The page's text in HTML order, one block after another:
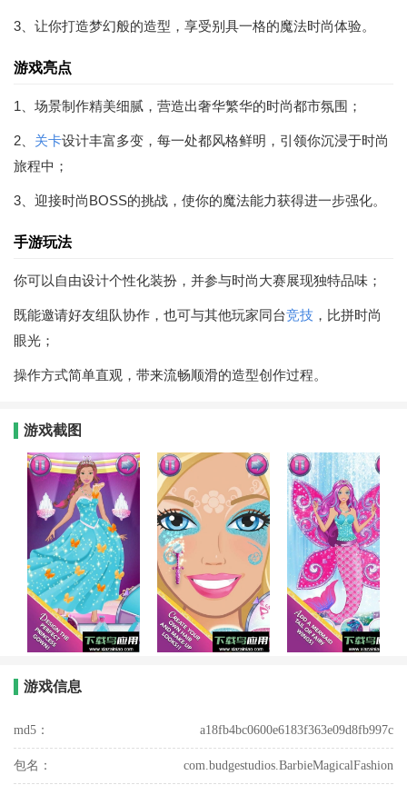
3、让你打造梦幻般的造型，享受别具一格的魔法时尚体验。
游戏亮点
1、场景制作精美细腻，营造出奢华繁华的时尚都市氛围；
2、 关卡设计丰富多变，每一处都风格鲜明，引领你沉浸于时尚
旅程中；
3、迎接时尚BOSS的挑战，使你的魔法能力获得进一步强化。
手游玩法
你可以自由设计个性化装扮，并参与时尚大赛展现独特品味；
既能邀请好友组队协作，也可与其他玩家同台竞技 ，比拼时尚
眼光；
操作方式简单直观，带来流畅顺滑的造型创作过程。
游戏截图
游戏信息
md5： a18fb4bc0600e6183f363e09d8fb997c
包名： com.budgestudios.BarbieMagicalFashion